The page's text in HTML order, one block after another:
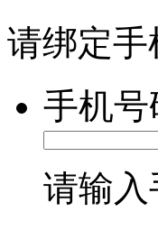
请绑定
手机号
请输